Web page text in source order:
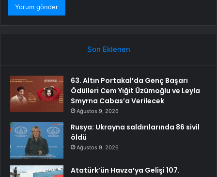
Son Eklenen
63. Altın Portakal’da Genç Başarı
Ödülleri Cem Yiğit Üzümoğlu ve Leyla
Smyrna Cabas’a Verilecek
Ağustos 9, 2026
Rusya: Ukrayna saldırılarında 86 sivil
öldü
Ağustos 9, 2026
Atatürk’ün Havza’ya Gelişi 107.